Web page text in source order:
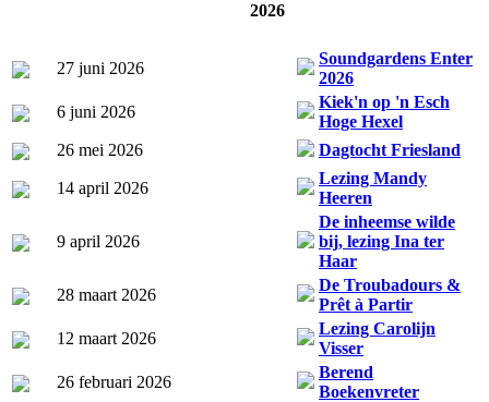
2026
27 juni 2026
Soundgardens Enter
2026
6 juni 2026
Kiek'n op 'n Esch
Hoge Hexel
26 mei 2026
Dagtocht Friesland
14 april 2026
Lezing Mandy
Heeren
9 april 2026
De inheemse wilde
bij, lezing Ina ter
Haar
28 maart 2026
De Troubadours &
Prêt à Partir
12 maart 2026
Lezing Carolijn
Visser
26 februari 2026
Berend
Boekenvreter